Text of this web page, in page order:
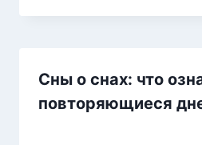
Сны о снах: что
повторяющиеся